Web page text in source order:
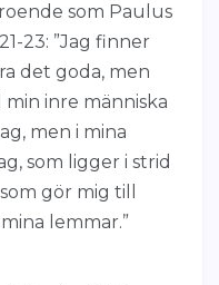
som Paulus
23: ”Jag finner
det goda, men
inre människa
men i mina
som ligger i strid
gör mig till
lemmar.”